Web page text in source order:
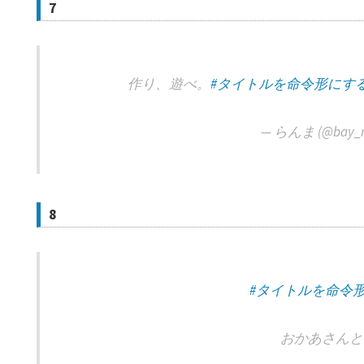
7
作り、遊べ。#タイトルを命令形にす
— らんま
8
#タイトルを命令
おかあさん